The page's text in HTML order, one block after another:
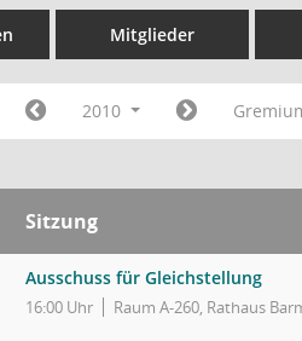
Mitglieder
2010
Sitzung
Ausschuss für Gleichstellung
16:00 Uhr Raum A-260, Rathaus